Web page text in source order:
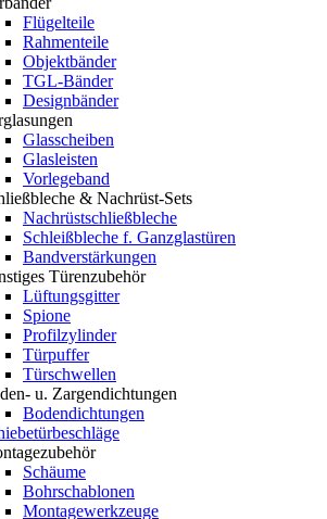
Flügelteile
Rahmenteile
Objektbänder
TGL-Bänder
Designbänder
Glasscheiben
Glasleisten
Vorlegeband
& Nachrüst-Sets
Nachrüstschließbleche
Schleißbleche f. Ganzglastüren
Bandverstärkungen
Türenzubehör
Lüftungsgitter
Spione
Profilzylinder
Türpuffer
Türschwellen
u. Zargendichtungen
Bodendichtungen
Schäume
Bohrschablonen
Montagewerkzeuge